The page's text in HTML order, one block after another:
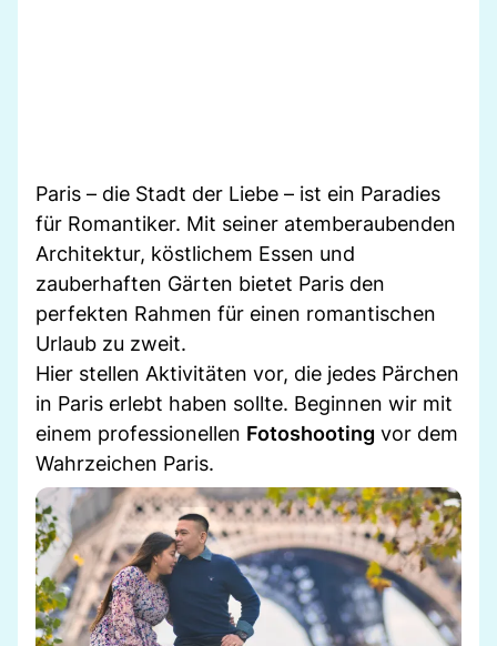
Paris – die Stadt der Liebe – ist ein Paradies
für Romantiker. Mit seiner atemberaubenden
Architektur, köstlichem Essen und
zauberhaften Gärten bietet Paris den
perfekten Rahmen für einen romantischen
Urlaub zu zweit.
Hier stellen Aktivitäten vor, die jedes Pärchen
in Paris erlebt haben sollte. Beginnen wir mit
einem professionellen Fotoshooting vor dem
Wahrzeichen Paris.